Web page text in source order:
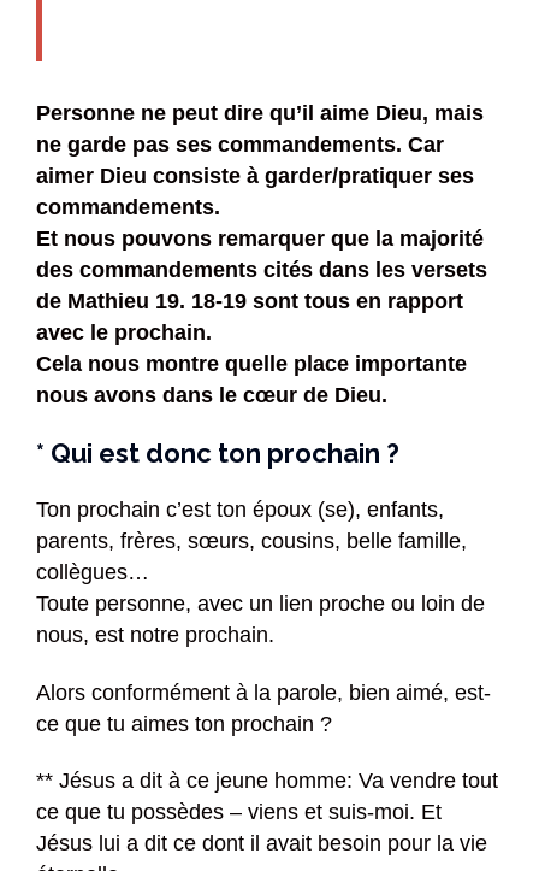
Personne ne peut dire qu’il aime Dieu, mais
ne garde pas ses commandements. Car
aimer Dieu consiste à garder/pratiquer ses
commandements.
Et nous pouvons remarquer que la majorité
des commandements cités dans les versets
de Mathieu 19. 18-19 sont tous en rapport
avec le prochain.
Cela nous montre quelle place importante
nous avons dans le cœur de Dieu.
* Qui est donc ton prochain ?
Ton prochain c’est ton époux (se), enfants,
parents, frères, sœurs, cousins, belle famille,
collègues…
Toute personne, avec un lien proche ou loin de
nous, est notre prochain.
Alors conformément à la parole, bien aimé, est-
ce que tu aimes ton prochain ?
** Jésus a dit à ce jeune homme: Va vendre tout
ce que tu possèdes – viens et suis-moi. Et
Jésus lui a dit ce dont il avait besoin pour la vie